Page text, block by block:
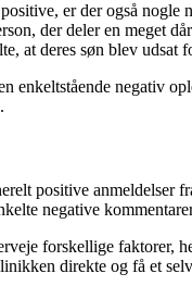
er der også
der deler en meget
at deres søn blev udsat
enkeltstående negativ
positive anmeldelser
negative
forskellige faktorer,
direkte og få et